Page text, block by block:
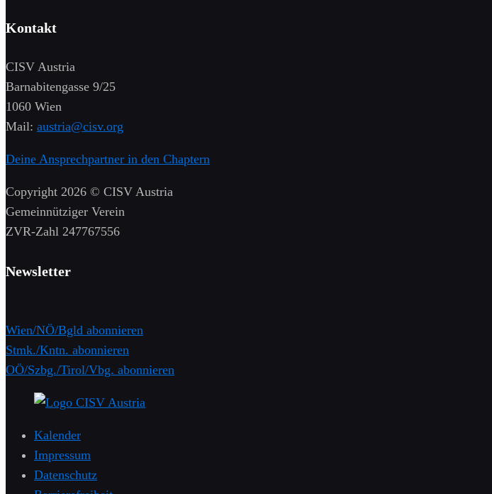
Kontakt
CISV Austria
Barnabitengasse 9/25
1060 Wien
Mail: austria@cisv.org
Deine Ansprechpartner in den Chaptern
Copyright 2026 © CISV Austria
Gemeinnütziger Verein
​ZVR-Zahl 247767556
Newsletter
Wien/NÖ/Bgld abonnieren
Stmk./Kntn. abonnieren
OÖ/Szbg./Tirol/Vbg. abonnieren
Kalender
Impressum
Datenschutz